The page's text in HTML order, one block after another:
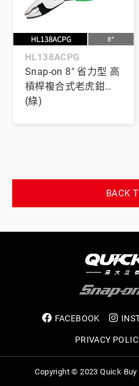
HL138ACPG
Snap-on 8" 省力型 高
槓桿複合式老虎鉗
(綠)
BACK
FACEBOOK
PRIVACY
Copyright © 2023 Quick Buy